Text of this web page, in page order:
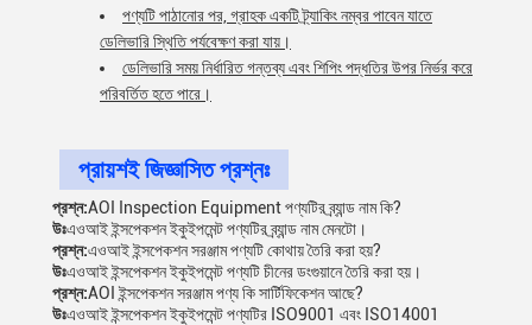
পণ্যটি পাঠানোর পর, গ্রাহক একটি ট্র্যাকিং নম্বর পাবেন যাতে
ডেলিভারি স্থিতি পর্যবেক্ষণ করা যায়।
ডেলিভারি সময় নির্ধারিত গন্তব্য এবং শিপিং পদ্ধতির উপর নির্ভর করে
পরিবর্তিত হতে পারে।
প্রায়শই জিজ্ঞাসিত প্রশ্নঃ
প্রশ্ন:AOI Inspection Equipment পণ্যটির ব্র্যান্ড নাম কি?
উঃএওআই ইন্সপেকশন ইকুইপমেন্ট পণ্যটির ব্র্যান্ড নাম মেনটো।
প্রশ্ন:এওআই ইন্সপেকশন সরঞ্জাম পণ্যটি কোথায় তৈরি করা হয়?
উঃএওআই ইন্সপেকশন ইকুইপমেন্ট পণ্যটি চীনের ডংগুয়ানে তৈরি করা হয়।
প্রশ্ন:AOI ইন্সপেকশন সরঞ্জাম পণ্য কি সার্টিফিকেশন আছে?
উঃএওআই ইন্সপেকশন ইকুইপমেন্ট পণ্যটির ISO9001 এবং ISO14001